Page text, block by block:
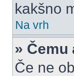
kakšno
Na vrh
» Čemu
Če ne